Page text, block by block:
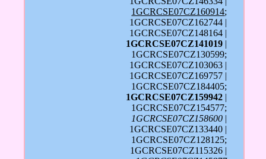
1GCRCSE07CZ160914;
1GCRCSE07CZ162744 |
1GCRCSE07CZ148164 |
1GCRCSE07CZ141019 |
1GCRCSE07CZ130599;
1GCRCSE07CZ103063 |
1GCRCSE07CZ169757 |
1GCRCSE07CZ184405;
1GCRCSE07CZ159942 |
1GCRCSE07CZ154577;
1GCRCSE07CZ158600 |
1GCRCSE07CZ133440 |
1GCRCSE07CZ128125;
1GCRCSE07CZ115326 |